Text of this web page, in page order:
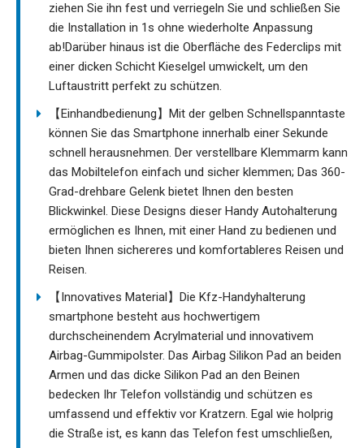
ziehen Sie ihn fest und verriegeln Sie und schließen Sie
die Installation in 1s ohne wiederholte Anpassung
ab!Darüber hinaus ist die Oberfläche des Federclips mit
einer dicken Schicht Kieselgel umwickelt, um den
Luftaustritt perfekt zu schützen.
【Einhandbedienung】Mit der gelben Schnellspanntaste
können Sie das Smartphone innerhalb einer Sekunde
schnell herausnehmen. Der verstellbare Klemmarm kann
das Mobiltelefon einfach und sicher klemmen; Das 360-
Grad-drehbare Gelenk bietet Ihnen den besten
Blickwinkel. Diese Designs dieser Handy Autohalterung
ermöglichen es Ihnen, mit einer Hand zu bedienen und
bieten Ihnen sichereres und komfortableres Reisen und
Reisen.
【Innovatives Material】Die Kfz-Handyhalterung
smartphone besteht aus hochwertigem
durchscheinendem Acrylmaterial und innovativem
Airbag-Gummipolster. Das Airbag Silikon Pad an beiden
Armen und das dicke Silikon Pad an den Beinen
bedecken Ihr Telefon vollständig und schützen es
umfassend und effektiv vor Kratzern. Egal wie holprig
die Straße ist, es kann das Telefon fest umschließen,